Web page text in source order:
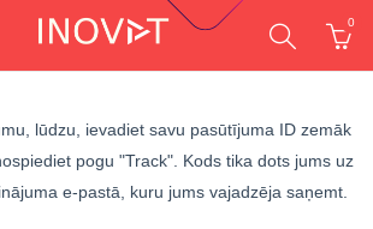
0
lūdzu, ievadiet savu pasūtījuma ID zemāk
pogu "Track". Kods tika dots jums uz
e-pastā, kuru jums vajadzēja saņemt.